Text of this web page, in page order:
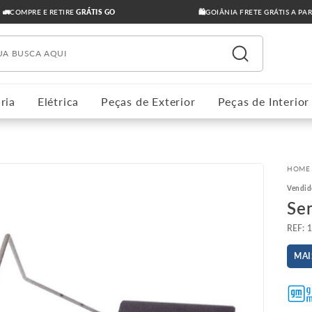
🚛COMPRE E RETIREGRÁTIS GO 🛍️GOIÂNIA FRETE GRÁTIS A
busca aqui
Elétrica Peças de Exterior Peças de Interior
: